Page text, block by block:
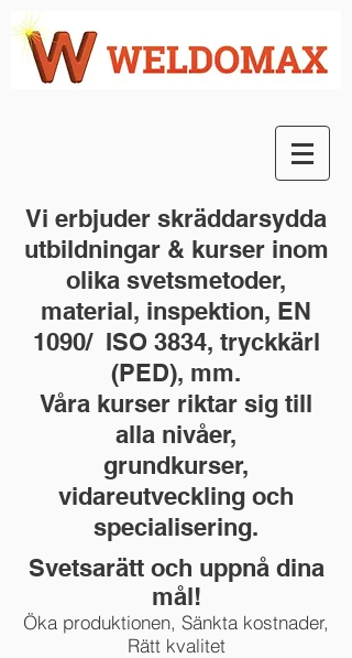
Vi erbjuder skräddarsydda
utbildningar & kurser inom
olika svetsmetoder,
material, inspektion, EN
1090/ ISO 3834, tryckkärl
(PED), mm.
Våra kurser riktar sig till
alla nivåer,
grundkurser,
vidareutveckling och
specialisering.
Svetsarätt och uppnå dina
mål!
Öka produktionen, Sänkta kostnader,
Rätt kvalitet